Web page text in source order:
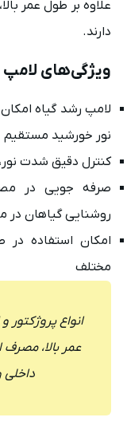
علاوه بر طول عمر
دارند.
ویژگی‌های لامپ
لامپ رشد گیاه
نور خورشید مستقیم
کنترل دقیق شدت
صرفه ‌جویی در
روشنایی گیاهان در
امکان استفاده
مختلف
انواع
عمر بالا، مصرف